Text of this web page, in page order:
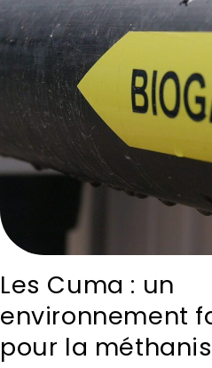
Les Cuma : un
environnement
pour la